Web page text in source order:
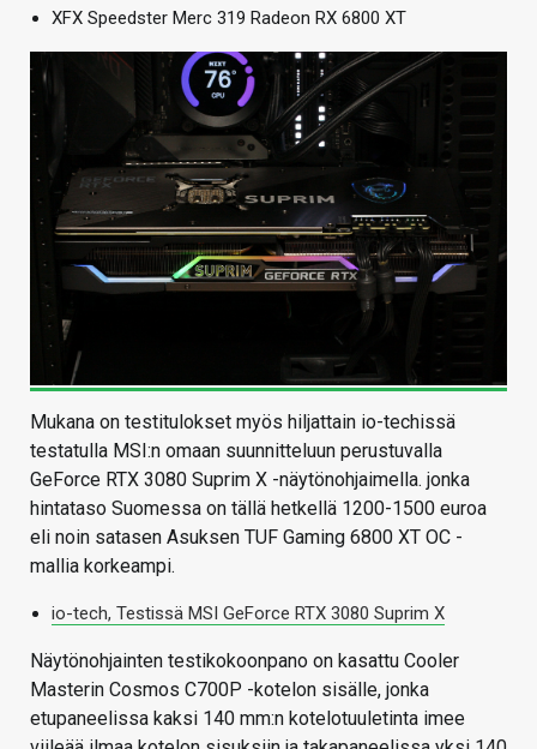
XFX Speedster Merc 319 Radeon RX 6800 XT
Mukana on testitulokset myös hiljattain io-techissä
testatulla MSI:n omaan suunnitteluun perustuvalla
GeForce RTX 3080 Suprim X -näytönohjaimella. jonka
hintataso Suomessa on tällä hetkellä 1200-1500 euroa
eli noin satasen Asuksen TUF Gaming 6800 XT OC -
mallia korkeampi.
io-tech, Testissä MSI GeForce RTX 3080 Suprim X
Näytönohjainten testikokoonpano on kasattu Cooler
Masterin Cosmos C700P -kotelon sisälle, jonka
etupaneelissa kaksi 140 mm:n kotelotuuletinta imee